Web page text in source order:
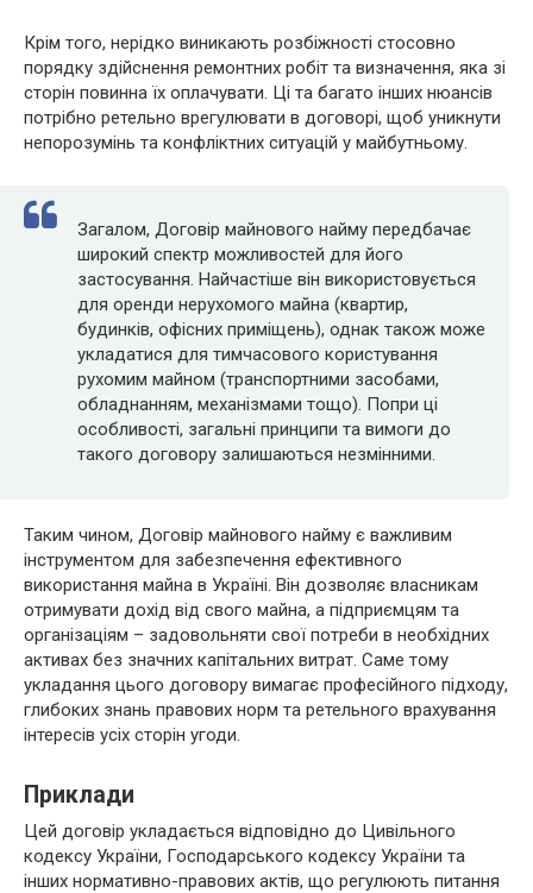
Крім того, нерідко виникають розбіжності стосовно
порядку здійснення ремонтних робіт та визначення, яка зі
сторін повинна їх оплачувати. Ці та багато інших нюансів
потрібно ретельно врегулювати в договорі, щоб уникнути
непорозумінь та конфліктних ситуацій у майбутньому.
Загалом, Договір майнового найму передбачає
широкий спектр можливостей для його
застосування. Найчастіше він використовується
для оренди нерухомого майна (квартир,
будинків, офісних приміщень), однак також може
укладатися для тимчасового користування
рухомим майном (транспортними засобами,
обладнанням, механізмами тощо). Попри ці
особливості, загальні принципи та вимоги до
такого договору залишаються незмінними.
Таким чином, Договір майнового найму є важливим
інструментом для забезпечення ефективного
використання майна в Україні. Він дозволяє власникам
отримувати дохід від свого майна, а підприємцям та
організаціям – задовольняти свої потреби в необхідних
активах без значних капітальних витрат. Саме тому
укладання цього договору вимагає професійного підходу,
глибоких знань правових норм та ретельного врахування
інтересів усіх сторін угоди.
Приклади
Цей договір укладається відповідно до Цивільного
кодексу України, Господарського кодексу України та
інших нормативно-правових актів, що регулюють питання